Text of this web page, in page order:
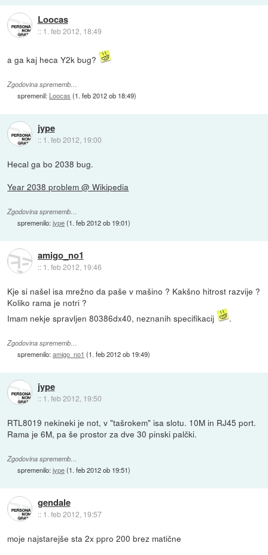
Loocas
:: 1. feb 2012, 18:49
a ga kaj heca Y2k bug?
Zgodovina sprememb…
spremenil: Loocas (1. feb 2012 ob 18:49)
jype
:: 1. feb 2012, 19:00
Hecal ga bo 2038 bug.
Year 2038 problem @ Wikipedia
Zgodovina sprememb…
spremenilo:jype(1. feb 2012 ob 19:01)
amigo_no1
:: 1. feb 2012, 19:46
Kje si našel isa mrežno da paše v mašino ? Kakšno hitrost razvije ?
Koliko rama je notri ?
Imam nekje spravljen 80386dx40, neznanih specifikacij
.
Zgodovina sprememb…
spremenilo:amigo_no1 (1. feb 2012 ob 19:49)
jype
:: 1. feb 2012, 19:50
RTL8019 nekineki je not, v "tašrokem" isa slotu. 10M in RJ45 port.
Rama je 6M, pa še prostor za dve 30 pinski palčki.
Zgodovina sprememb…
spremenilo:jype(1. feb 2012 ob 19:51)
gendale
:: 1. feb 2012, 19:57
moje najstarejše sta 2x ppro 200 brez matične